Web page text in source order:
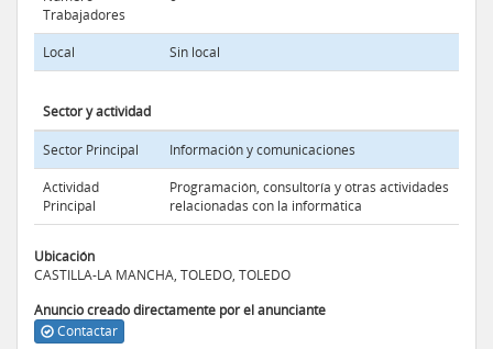
Trabajadores
Local Sin local
Sector y actividad
Sector Principal
Información y comunicaciones
Actividad
Principal
Programación, consultoría y otras actividades
relacionadas con la informática
Ubicación
CASTILLA-LA MANCHA, TOLEDO, TOLEDO
Anuncio creado directamente por el anunciante
Contactar